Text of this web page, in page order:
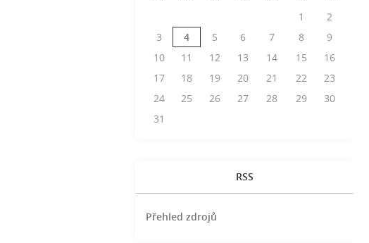
1
2
3
4 5 6 7 8
9
10
11 12 13 14 15
16
17
18 19 20 21 22
23
24
25 26 27 28 29
30
31
RSS
Přehled zdrojů